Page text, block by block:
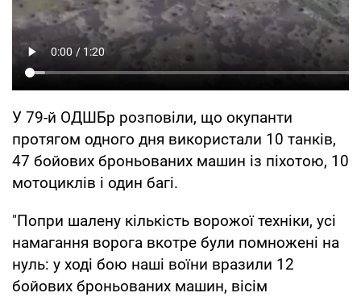
У 79-й ОДШБр розповіли, що окупанти
протягом одного дня використали 10 танків,
47 бойових броньованих машин із піхотою, 10
мотоциклів і один багі.
"Попри шалену кількість ворожої техніки, усі
намагання ворога вкотре були помножені на
нуль: у ході бою наші воїни вразили 12
бойових броньованих машин, вісім